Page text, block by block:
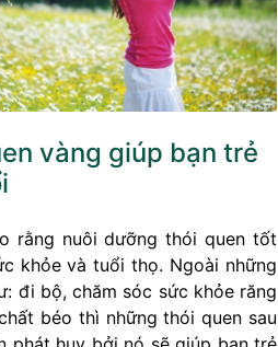
vàng giúp bạn trẻ
rằng nuôi dưỡng thói quen tốt
khỏe và tuổi thọ. Ngoài những
đi bộ, chăm sóc sức khỏe răng
béo thì những thói quen sau